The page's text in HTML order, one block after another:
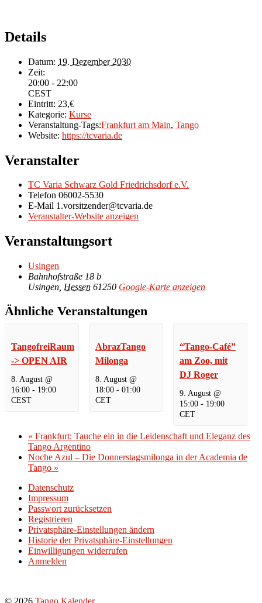
Details
Datum: 19. Dezember 2030
Zeit:
20:00 - 22:00
CEST
Eintritt: 23,€
Kategorie: Kurse
Veranstaltung-Tags:Frankfurt am Main, Tango
Website: https://tcvaria.de
Veranstalter
TC Varia Schwarz Gold Friedrichsdorf e.V.
Telefon 06002-5530
E-Mail 1.vorsitzender@tcvaria.de
Veranstalter-Website anzeigen
Veranstaltungsort
Usingen
Bahnhofstraße 18 b
Usingen Hessen 61250 Google-Karte anzeigen
Ähnliche Veranstaltungen
TangofreiRaum
-> OPEN AIR
8. August @
16:00- 19:00
CEST
AbrazTango
Milonga
8. August @
18:00- 01:00
CET
“Tango-Café”
am Zoo, mit
DJ Roger
9. August @
15:00- 19:00
CET
« Frankfurt: Tauche ein in die Leidenschaft und Eleganz des
Tango Argentino
Noche Azul – Die Donnerstagsmilonga in der Academia de
Tango »
Datenschutz
Impressum
Passwort zurücksetzen
Registrieren
Privatsphäre-Einstellungen ändern
Historie der Privatsphäre-Einstellungen
Einwilligungen widerrufen
Anmelden
© 2026 Tango Kalender